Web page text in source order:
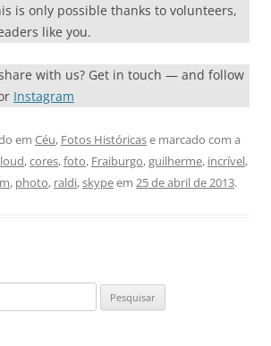
is only possible thanks to volunteers,
like you.
with us? Get in touch — and follow
Instagram
em Céu, Fotos Históricase marcado com a
,cores,foto, Fraiburgo,guilherme, incrível,
, photo, raldi,skypeem 25 de abril de 2013.